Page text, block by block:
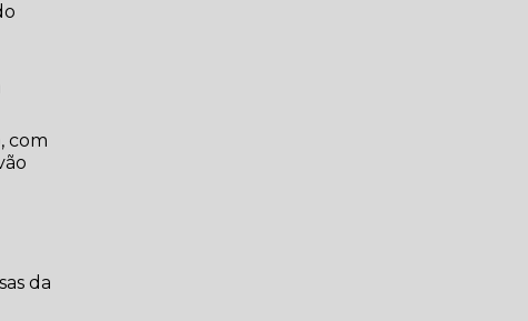
com
da